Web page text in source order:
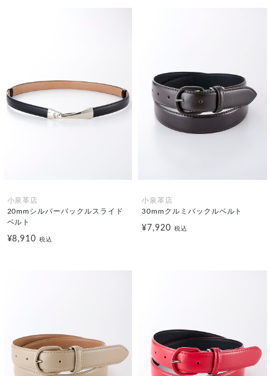
小泉革店
20mmシルバーバックルスライド
ベルト
¥8,910税込
小泉革店
30mmクルミバックルベルト
¥7,920 税込